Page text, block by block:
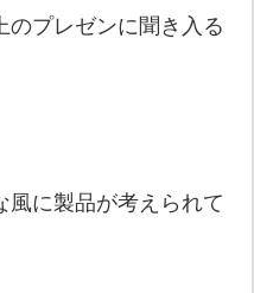
プレゼンに聞き入る
風に製品が考えられて